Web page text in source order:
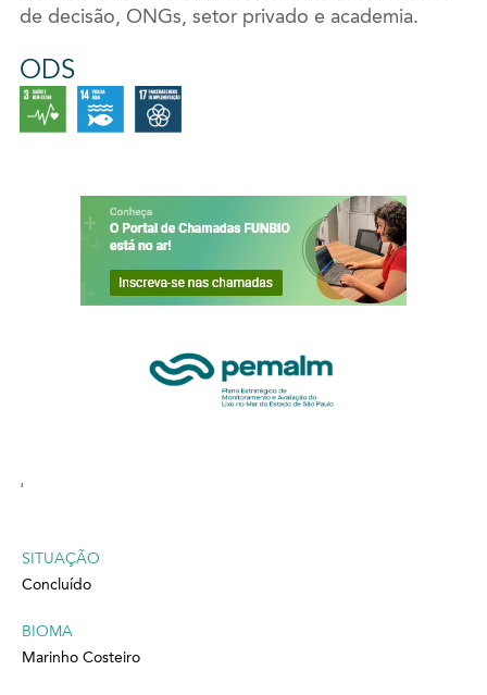
de decisão, ONGs, setor privado e academia.
ODS
'
SITUAÇÃO
Concluído
BIOMA
Marinho Costeiro